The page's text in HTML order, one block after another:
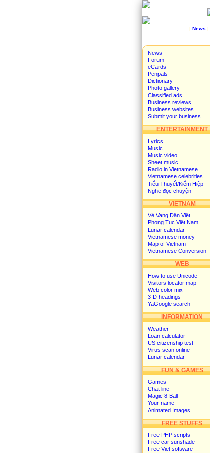
| News |
News
Forum
eCards
Penpals
Dictionary
Photo gallery
Classified ads
Business reviews
Business websites
Submit your business
ENTERTAINMENT
Lyrics
Music
Music video
Sheet music
Radio in Vietnamese
Vietnamese celebrities
Tiểu Thuyết/Kiếm Hiệp
Nghe đọc chuyện
VIETNAM
Vẻ Vang Dân Việt
Phong Tục Việt Nam
Lunar calendar
Vietnamese money
Map of Vietnam
Vietnamese Conversion
WEB
How to use Unicode
Visitors locator map
Web color mix
3-D headings
YaGoogle search
INFORMATION
Weather
Loan calculator
US citizenship test
Virus scan online
Lunar calendar
FUN & GAMES
Games
Chat line
Magic 8-Ball
Your name
Animated Images
FREE STUFFS
Free PHP scripts
Free car sunshade
Free Viet software